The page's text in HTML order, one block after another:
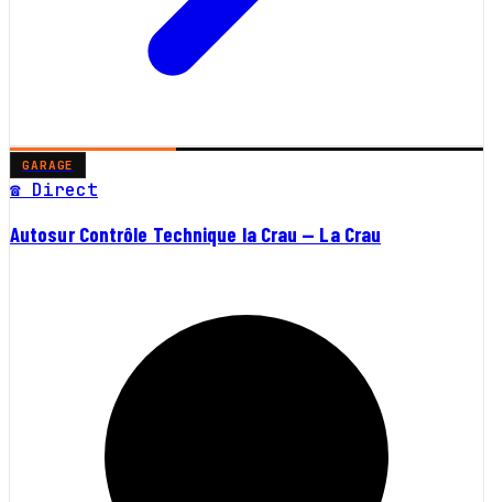
GARAGE
☎ Direct
Autosur Contrôle Technique la Crau — La Crau